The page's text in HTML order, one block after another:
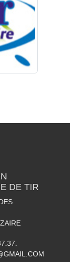
DE TIR